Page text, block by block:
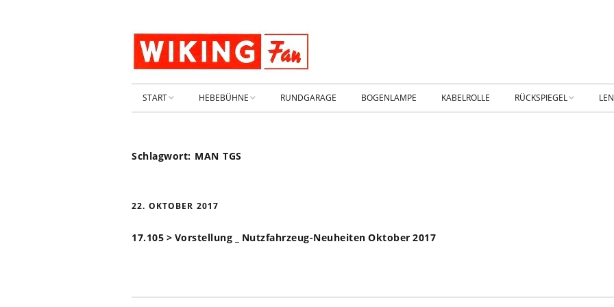
START
ARCHIV 2009-2014
HEBEBÜHNE
HEBEBÜHNE 2025
HEBEBÜHNE 2021
RUNDGARAGE BOGENLAMPE KABELROLLE RÜCKSPIEGEL
Schlagwort: MAN TGS
22. OKTOBER 2017
17.105 > Vorstellung _ Nutzfahrzeug-Neuheiten Oktober 2017